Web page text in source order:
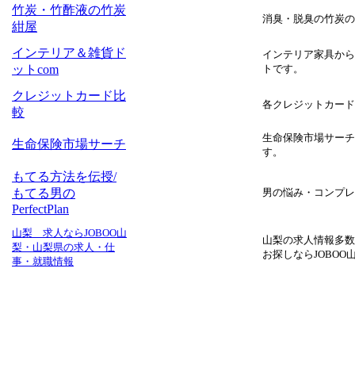
竹炭・竹酢液の竹炭
紺屋
消臭・脱臭の竹炭
インテリア＆雑貨ド
ットcom
インテリア家具か
トです。
クレジットカード比
較
各クレジットカー
生命保険市場サーチ
生命保険市場サー
す。
もてる方法を伝授/
もてる男の
PerfectPlan
男の悩み・コンプ
山梨 求人ならJOBOO山
梨・山梨県の求人・仕
事・就職情報
山梨の求人情報多
お探しならJOBOO